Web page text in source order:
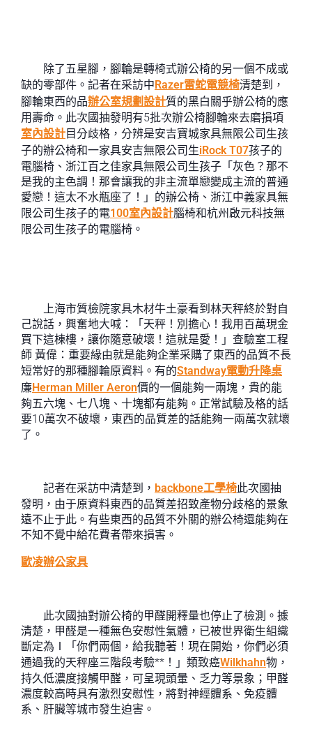
除了五星腳，腳輪是轉椅式辦公椅的另一個不成或
缺的零部件。記者在采訪中Razer雷蛇電競椅清楚到，
腳輪東西的品辦公室規劃設計質的黑白關乎辦公椅的應
用壽命。此次國抽發明有5批次辦公椅腳輪來去磨損項
室內設計目分歧格，分辨是安吉寶城家具無限公司生孩
子的辦公椅和一家具安吉無限公司生iRock T07孩子的
電腦椅、浙江百之佳家具無限公司生孩子「灰色？那不
是我的主色調！那會讓我的非主流單戀變成主流的普通
愛戀！這太不水瓶座了！」的辦公椅、浙江中義家具無
限公司生孩子的電100室內設計腦椅和杭州啟元科技無
限公司生孩子的電腦椅。
上海市質檢院家具木材牛土豪看到林天秤終於對自
己說話，興奮地大喊：「天秤！別擔心！我用百萬現金
買下這棟樓，讓你隨意破壞！這就是愛！」查驗室工程
師 黃偉：重要緣由就是能夠企業采購了東西的品質不長
短常好的那種腳輪原資料。有的Standway電動升降桌
廉Herman Miller Aeron價的一個能夠一兩塊，貴的能
夠五六塊、七八塊、十塊都有能夠。正常試驗及格的話
要10萬次不破壞，東西的品質差的話能夠一兩萬次就壞
了。
記者在采訪中清楚到， backbone工學椅此次國抽
發明，由于原資料東西的品質差招致產物分歧格的景象
遠不止于此。有些東西的品質不外關的辦公椅還能夠在
不知不覺中給花費者帶來損害。
歐凌辦公家具
此次國抽對辦公椅的甲醛開釋量也停止了檢測。據
清楚，甲醛是一種無色安慰性氣體，已被世界衛生組織
斷定為Ⅰ「你們兩個，給我聽著！現在開始，你們必須
通過我的天秤座三階段考驗**！」類致癌Wilkhahn物，
持久低濃度接觸甲醛，可呈現頭暈、乏力等景象；甲醛
濃度較高時具有激烈安慰性，將對神經體系、免疫體
系、肝臟等城市發生迫害。